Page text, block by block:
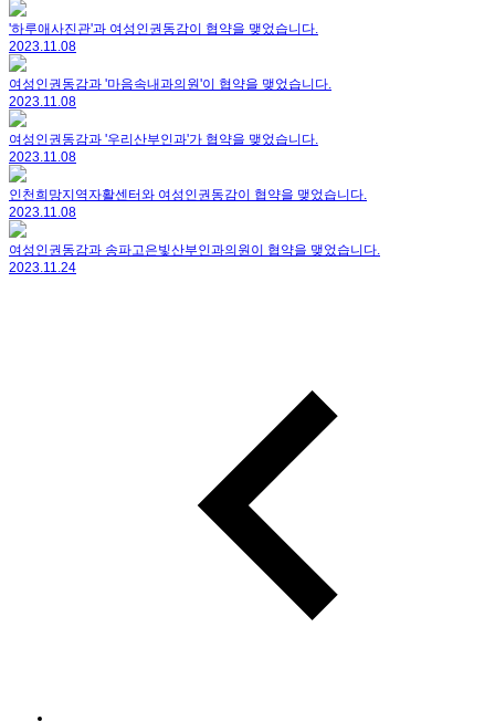
'하루애사진관'과 여성인권동감이 협약을 맺었습니다.
2023.11.08
여성인권동감과 '마음속내과의원'이 협약을 맺었습니다.
2023.11.08
여성인권동감과 '우리산부인과'가 협약을 맺었습니다.
2023.11.08
인천희망지역자활센터와 여성인권동감이 협약을 맺었습니다.
2023.11.08
여성인권동감과 송파고은빛산부인과의원이 협약을 맺었습니다.
2023.11.24